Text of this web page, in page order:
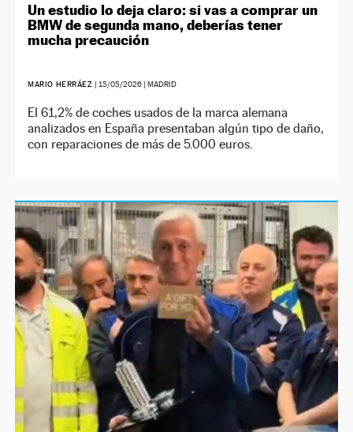
Un estudio lo deja claro: si vas a comprar un
BMW de segunda mano, deberías tener
mucha precaución
MARIO HERRÁEZ | 15/05/2026 | MADRID
El 61,2% de coches usados de la marca alemana
analizados en España presentaban algún tipo de daño,
con reparaciones de más de 5.000 euros.